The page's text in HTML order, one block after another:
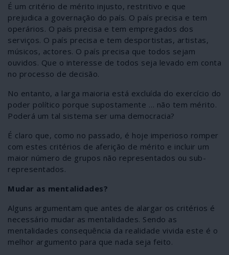
É um critério de mérito injusto, restritivo e que
prejudica a governação do país. O país precisa e tem
operários. O país precisa e tem empregados dos
serviços. O país precisa e tem desportistas, artistas,
músicos, actores. O país precisa que todos sejam
ouvidos. Que o interesse de todos seja levado em conta
no processo de decisão.
No entanto, a larga maioria está excluída do exercício do
poder político porque supostamente … não tem mérito.
Poderá um tal sistema ser uma democracia?
É claro que, como no passado, é hoje imperioso romper
com estes critérios de aferição de mérito e incluir um
maior número de grupos não representados ou sub-
representados.
Mudar as mentalidades?
Alguns argumentam que antes de alargar os critérios é
necessário mudar as mentalidades. Sendo as
mentalidades consequência da realidade vivida este é o
melhor argumento para que nada seja feito.